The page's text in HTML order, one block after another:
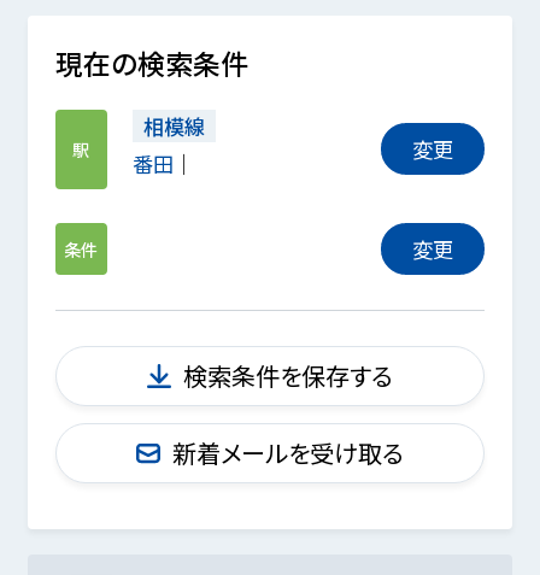
現在の検索条件
駅
相模線
番田
変更
条件 変更
検索条件を保存する
新着メールを受け取る